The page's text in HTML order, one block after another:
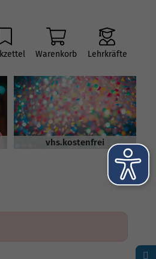
Warenkorb Lehrkräfte
vhs.kostenfrei